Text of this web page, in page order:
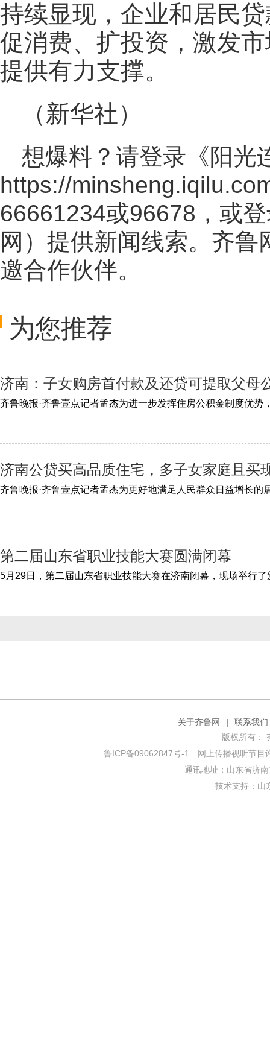
持续显现，企业和居民
促消费、扩投资，激发
提供有力支撑。
（新华社）
想爆料？请登录《阳光
https://
66661234或96678，或
网 ）提供新闻线索。齐鲁
邀合作伙伴。
为您推荐
济南：子女购房首付款及还贷可提取父母
济南公贷买高品质住宅，多子女家庭且买
第二届山东省职业技能大赛圆满闭幕
关于齐鲁网 |
联系我们
版权所有：
鲁ICP备09062847号-1
网上传播视听节目
通讯地址：山东省济
技术支持： 山